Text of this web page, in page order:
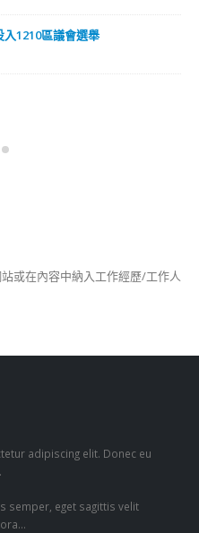
1210區議會選舉
或在內容中納入工作經歷/工作人
adipiscing elit. Donec eu
semper, eget sagittis velit